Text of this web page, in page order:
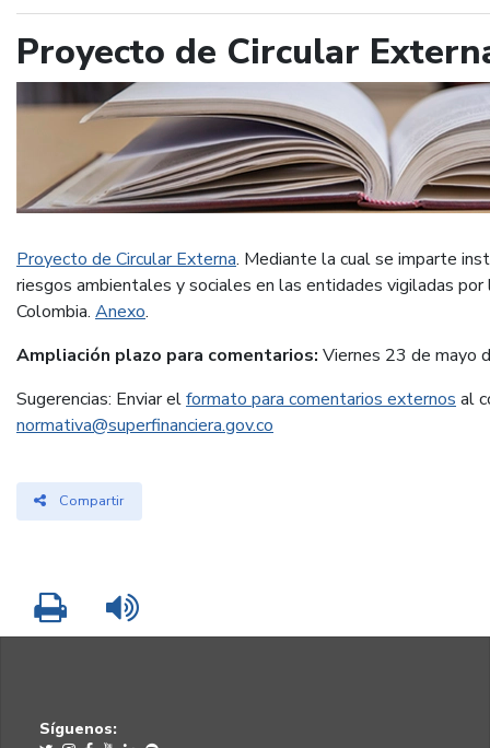
Proyecto de Circular
Proyecto de Circular Externa. Mediante la cual se imparte
riesgos ambientales y sociales en las entidades vigiladas por
Colombia. Anexo.
Ampliación plazo para comentarios: Viernes 23 de mayo
Sugerencias: Enviar elformato para comentarios externos al
normativa@superfinanciera.gov.co
Compartir
Imprimir
Síguenos: